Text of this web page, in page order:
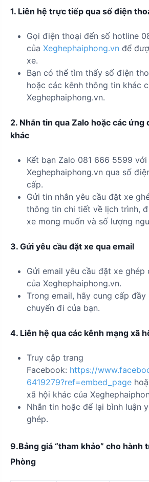
1. Liên hệ trực tiếp qua số điện
Gọi điện thoại đến số hotline
của Xeghephaiphong.vn để
xe.
Bạn có thể tìm thấy số điện
hoặc các kênh thông tin khác
Xeghephaiphong.vn.
2. Nhắn tin qua Zalo hoặc các ứng
khác
Kết bạn Zalo 081 666 5599 với
Xeghephaiphong.vn qua số
cấp.
Gửi tin nhắn yêu cầu đặt xe
thông tin chi tiết về lịch trình,
xe mong muốn và số lượng
3. Gửi yêu cầu đặt xe qua email
Gửi email yêu cầu đặt xe ghép
của Xeghephaiphong.vn.
Trong email, hãy cung cấp
chuyến đi của bạn.
4. Liên hệ qua các kênh mạng xã
Truy cập trang
Facebook: https://
6419279?ref=embed_page
xã hội khác của
Nhắn tin hoặc để lại bình luận
ghép.
9.Bảng giá “tham khảo” cho hành
Phòng